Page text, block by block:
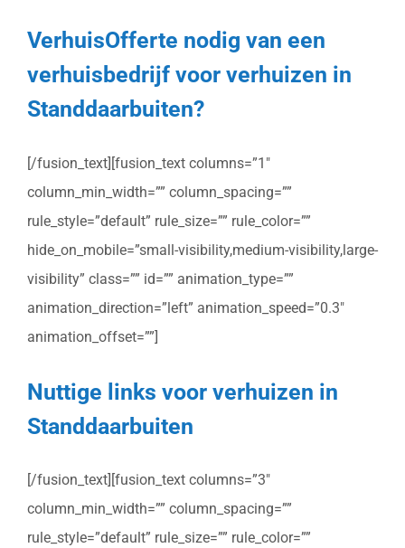
VerhuisOfferte nodig van een
verhuisbedrijf voor verhuizen in
Standdaarbuiten?
[/fusion_text][fusion_text columns=”1″
column_min_width=”” column_spacing=””
rule_style=”default” rule_size=”” rule_color=””
hide_on_mobile=”small-visibility,medium-visibility,large-
visibility” class=”” id=”” animation_type=””
animation_direction=”left” animation_speed=”0.3″
animation_offset=””]
Nuttige links voor verhuizen in
Standdaarbuiten
[/fusion_text][fusion_text columns=”3″
column_min_width=”” column_spacing=””
rule_style=”default” rule_size=”” rule_color=””